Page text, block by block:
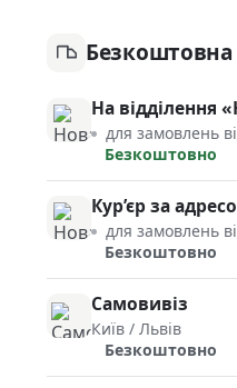
Безкоштовна
На відділення
для замовлень
Безкоштовно
Кур’єр за
для замовлень
Безкоштовно
Самовивіз
Київ / Львів
Безкоштовно